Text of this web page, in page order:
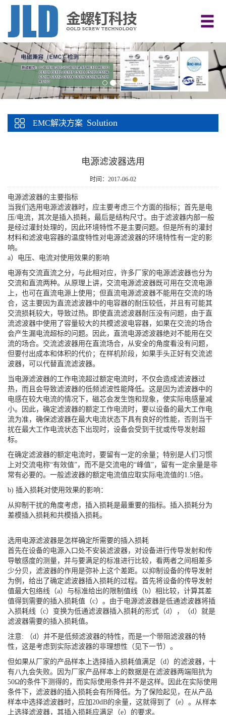
EMC解决方案 Solution
电源滤波器选用
时间：2017-06-02
电源滤波器的主要指标
当我们选用电源滤波器时，应主要考虑三个方面的指标；首先是电
压/电流，其次是插入损耗，最后是结构尺寸。由于滤波器内部一般
是经过灌封处理的，因此环境特性不是主要问题。但是所有的灌封
材料和滤波电容器的温度特性对电源滤波器的环境特性有一定的影
响。
a）电压、电流对使用效果的影响
电源有交流直流之分，与此相对应，许多厂家的电源滤波器也分为
交流和直流两种。从原理上讲，交流电源滤波器既可用在交流电源
上，也可在直流电源上使用；但直流电源滤波器不能用在交流的场
合，这主要因为直流滤波器中的电容器的耐压较低，并且有可能其
交流损耗较大，导致过热。即使直流滤波器耐压没有问题，由于直
流滤波器中使用了容量较大的共模滤波电容器，如果在交流的场合
会产生漏电流超标的问题。因此，直流电源滤波器绝对不能用在交
流的场合。交流滤波器用在直流场合，从安全的角度看没有问题，
但要付出成本和体积的代价；在样机阶段，如果手头正好有交流滤
波器，可以代替直流滤波器。
当电源滤波器的工作电流超过额定电流时，不仅会造成滤波器过
热，而且会导致滤波器的低频滤波性能降低。这是因为滤波器中的
电感在较大电流的情况下，磁芯会发生饱和现象，使实际电感量减
小。因此，确定滤波器的额定工作电流时，要以设备的最大工作电
流为准，确保滤波器在最大电流状态下具有良好的性能，否则当干
扰在最大工作电流状态下出现时，设备会受到干扰或传导发射超
标。
在确定滤波器的额定电流时，要留有一定的余量；特别是人们习惯
上对交流电称“有效值”，而不是交流电的“峰值”，留有一定余量是非
常有必要的。一般滤波器的额定电流值应取实际电流值的1.5倍。
b) 插入损耗对使用效果的影响：
从抑制干扰的角度考虑，插入损耗是最重要的指标。插入损耗分为
差模插入损耗和共模插入损耗。
选用电源滤波器是怎样确定所需要的插入损耗
首先在设备的电源入口处不安装滤波器，对设备进行传导发射和传
导敏感度的测量，并与要满足的标准进行比较，看两者之间相差多
少分贝，滤波器的作用是弥补上这个差距。以抑制设备的传导发射
为例，给出了确定滤波器插入损耗的过程。首先将设备的传导发射
值最大包络线（a）与标准给出的限制值线（b）相比较，计算其差
值得到需要的插入损耗值（c）。由于电源滤波器是低通滤波器将插
入损耗线（c）变换为低通滤波器插入损耗的形式（d），（d）就是
滤波器需要的插入损耗值。
注意: （d）并不是低频滤波器的特性，而是一个带阻滤波器的特
性，这是考虑到实际滤波器的非理想性（见下一节）。
但如果从厂家的产品样本上选择插入损耗值满足（d）的滤波器，十
有八九会失败。因为厂家产品样本上的数据是在滤波器两端阻抗为
50Ω的条件下测得的，而实际使用条件并不是这样。因此在实际使用
条件下，滤波器的插入损耗会有所降低。为了保险起见，在从产品
样本中选择滤波器时，应加20dB的余量，这就得到了（e）。从样本
上选择滤波器，其插入损耗应满足（e）的要求。